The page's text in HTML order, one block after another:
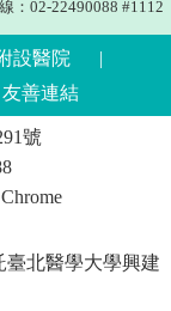
：02-22490088 #1112
設醫院
|
友善連結
號
臺北醫學大學興建